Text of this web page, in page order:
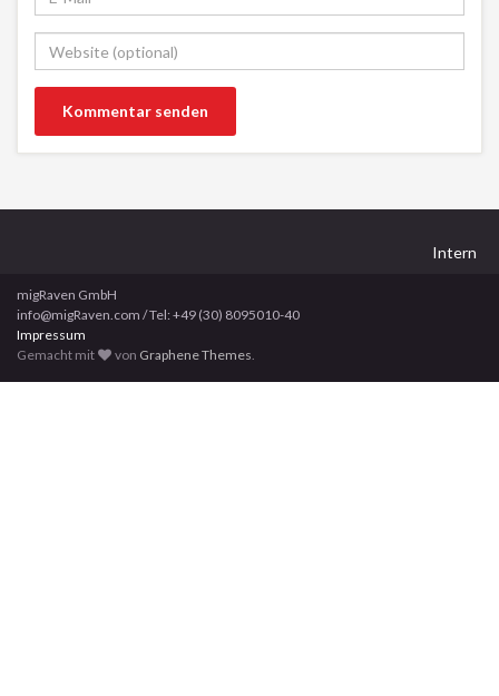
Intern
migRaven GmbH
info@migRaven.com / Tel: +49 (30) 8095010-40
Impressum
Gemacht mit
von Graphene Themes.